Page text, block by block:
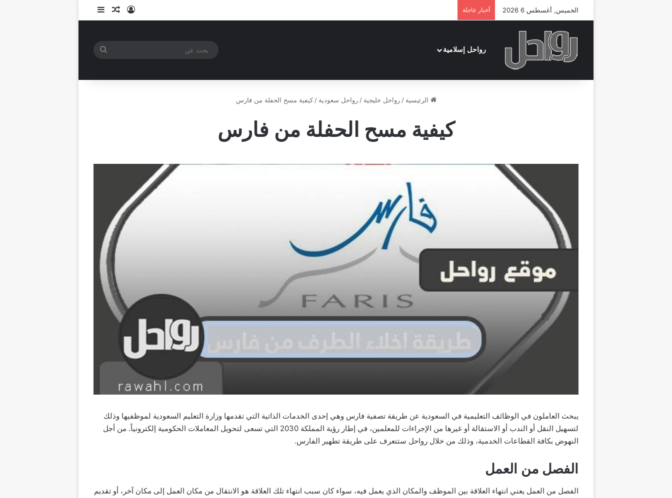
الخميس, أغسطس 6 2026 أخبار عاجلة تسجيل الدخول
مقال عشوائي
إضافة عمود جانبي
رواحل إسلامية
بحث
الرئيسية / رواحل خليجية / رواحل سعودية / كيفية مسح الحفلة من فارس
كيفية مسح الحفلة من فارس
يبحث العاملون في الوظائف التعليمية في السعودية عن طريقة تصفية فارس وهي إحدى الخدمات الذاتية التي تقدمها وزارة التعليم السعودية لموظفيها وذلك
لتسهيل النقل أو الندب أو الاستقالة أو غيرها من الإجراءات للمعلمين، في إطار رؤية المملكة 2030 التي تسعى لتحويل المعاملات الحكومية إلكترونياً. من أجل
النهوض بكافة القطاعات الخدمية، وذلك من خلال رواحل ستتعرف على طريقة تطهير الفارس.
الفصل من العمل
الفصل من العمل يعني انتهاء العلاقة بين الموظف والمكان الذي يعمل فيه، سواء كان سبب انتهاء تلك العلاقة هو الانتقال من مكان العمل إلى مكان آخر، أو تقديم